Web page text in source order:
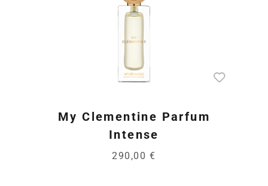
My Clementine Parfum
Intense
290,00 €